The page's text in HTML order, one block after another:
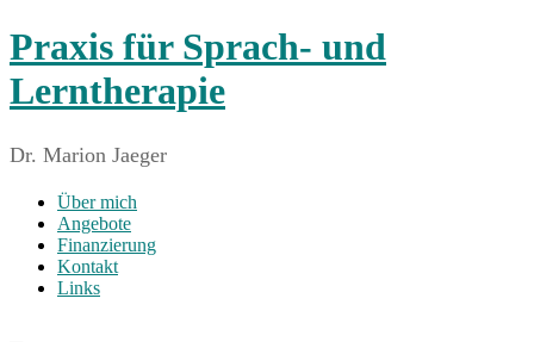
Zum
Inhalt
springen
Praxis für Sprach- und
Lerntherapie
Dr. Marion Jaeger
Menü
Über mich
Angebote
Finanzierung
Kontakt
Links